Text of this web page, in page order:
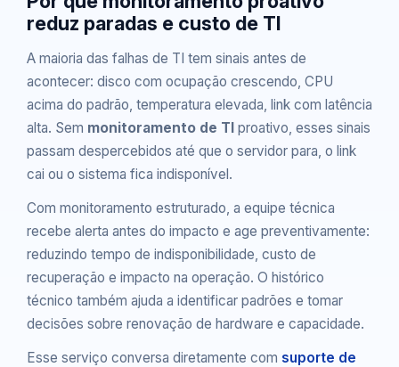
reduz paradas e custo de TI
A maioria das falhas de TI tem sinais antes de
acontecer: disco com ocupação crescendo, CPU
acima do padrão, temperatura elevada, link com latência
alta. Sem monitoramento de TI proativo, esses sinais
passam despercebidos até que o servidor para, o link
cai ou o sistema fica indisponível.
Com monitoramento estruturado, a equipe técnica
recebe alerta antes do impacto e age preventivamente:
reduzindo tempo de indisponibilidade, custo de
recuperação e impacto na operação. O histórico
técnico também ajuda a identificar padrões e tomar
decisões sobre renovação de hardware e capacidade.
Esse serviço conversa diretamente com suporte de